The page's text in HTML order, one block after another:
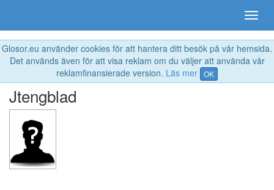
Glosor.eu använder cookies för att hantera ditt besök på vår hemsida.
Det används även för att visa reklam om du väljer att använda vår
reklamfinansierade version. Läs mer OK
Jtengblad